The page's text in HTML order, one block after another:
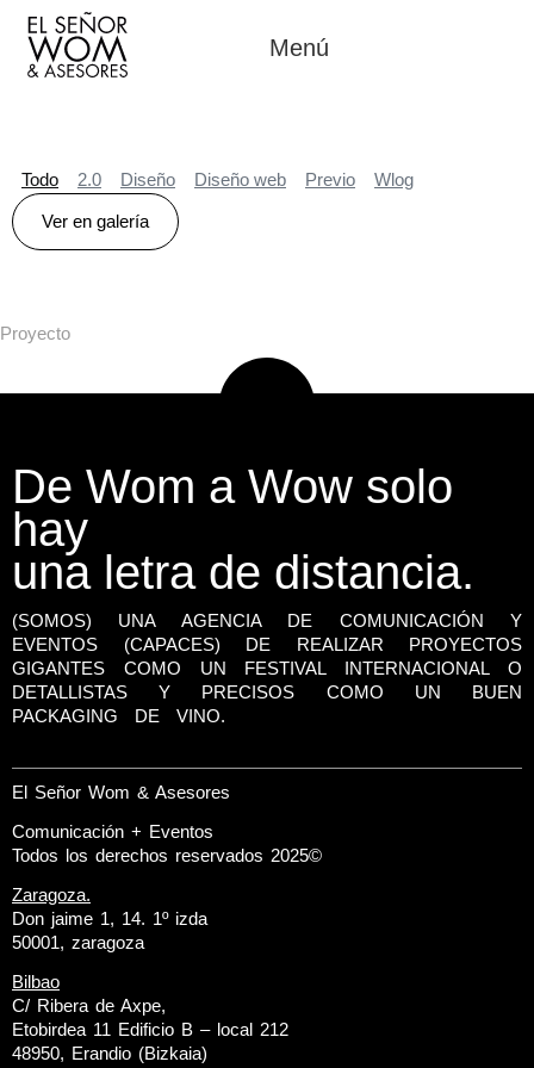
Menú
2.0 Diseño Diseño web Previo Wlog
Todo
Ver en galería
Proyecto
De Wom a Wow solo
hay
una letra de distancia.
(SOMOS) UNA AGENCIA DE COMUNICACIÓN Y
EVENTOS (CAPACES) DE REALIZAR PROYECTOS
GIGANTES COMO UN FESTIVAL INTERNACIONAL O
DETALLISTAS Y PRECISOS COMO UN BUEN
PACKAGING DE VINO.
El Señor Wom & Asesores
Comunicación + Eventos
Todos los derechos reservados 2025©
Zaragoza.
Don jaime 1, 14. 1º izda
50001, zaragoza
Bilbao
C/ Ribera de Axpe,
Etobirdea 11 Edificio B – local 212
48950, Erandio (Bizkaia)